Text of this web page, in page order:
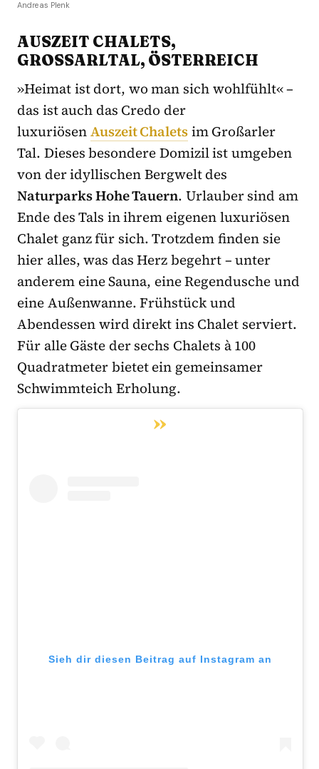
Andreas Plenk
AUSZEIT CHALETS,
GROSSARLTAL, ÖSTERREICH
»Heimat ist dort, wo man sich wohlfühlt« –
das ist auch das Credo der
luxuriösenAuszeit Chaletsim Großarler
Tal. Dieses besondere Domizil ist umgeben
von der idyllischen Bergwelt des
Naturparks Hohe Tauern. Urlauber sind am
Ende des Tals in ihrem eigenen luxuriösen
Chalet ganz für sich. Trotzdem finden sie
hier alles, was das Herz begehrt – unter
anderem eine Sauna, eine Regendusche und
eine Außenwanne. Frühstück und
Abendessen wird direkt ins Chalet serviert.
Für alle Gäste der sechs Chalets à 100
Quadratmeter bietet ein gemeinsamer
Schwimmteich Erholung.
Sieh dir diesen Beitrag auf Instagram an